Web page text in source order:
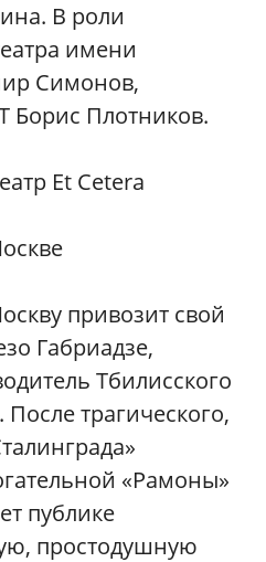
В роли
имени
Симонов,
Плотников.
Et Cetera
привозит свой
Габриадзе,
Тбилисского
трагического,
«Рамоны»
публике
простодушную